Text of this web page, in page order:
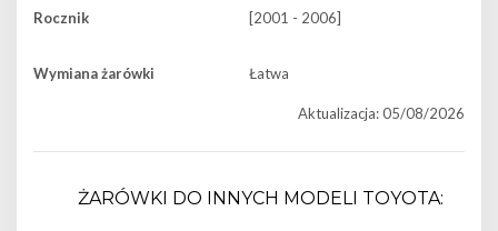
Rocznik [2001 - 2006]
Wymiana żarówki Łatwa
Aktualizacja: 05/08/2026
ŻARÓWKI DO INNYCH MODELI TOYOTA: